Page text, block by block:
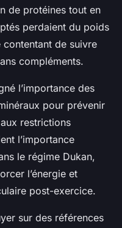
de protéines tout en
perdaient du poids
de suivre
compléments.
l’importance des
pour prévenir
restrictions
l’importance
le régime Dukan,
l’énergie et
post-exercice.
sur des références